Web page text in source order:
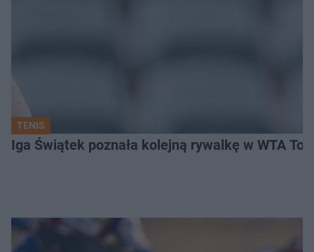
TENIS
Iga Świątek poznała kolejną rywalkę w WTA